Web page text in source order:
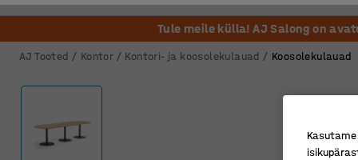
Tule meile külla! AJ Salong on
AJ Tooted Kontor Kontori- ja koosolekulauad Koosolekulauad